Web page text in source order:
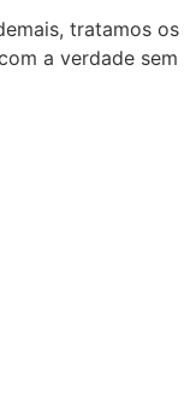
tratamos os
a verdade sem